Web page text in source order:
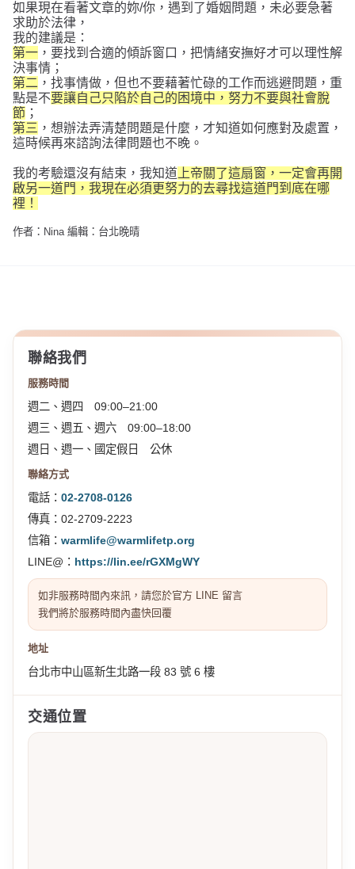
如果現在看著文章的妳/你，遇到了婚姻問題，未必要急著
求助於法律，
我的建議是：
第一 ，要找到合適的傾訴窗口，把情緒安撫好才可以理性解
決事情；
第二 ，找事情做，但也不要藉著忙碌的工作而逃避問題，重
點是不要讓自己只陷於自己的困境中，努力不要與社會脫
節 ；
第三 ，想辦法弄清楚問題是什麼，才知道如何應對及處置，
這時候再來諮詢法律問題也不晚。
我的考驗還沒有結束，我知道 上帝關了這扇窗，一定會再開
啟另一道門，我現在必須更努力的去尋找這道門到底在哪
裡！
作者：Nina 編輯：台北晚晴
聯絡我們
服務時間
週二、週四 09:00–21:00
週三、週五、週六 09:00–18:00
週日、週一、國定假日 公休
聯絡方式
電話： 02-2708-0126
傳真：02-2709-2223
信箱： warmlife@warmlifetp.org
LINE@： https://lin.ee/rGXMgWY
如非服務時間內來訊，請您於官方 LINE 留言
我們將於服務時間內盡快回覆
地址
台北市中山區新生北路一段 83 號 6 樓
交通位置